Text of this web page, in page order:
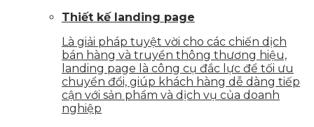
Thiết kế landing page
Là giải pháp tuyệt vời cho các chiến dịch
bán hàng và truyền thông thương hiệu,
landing page là công cụ đắc lực để tối ưu
chuyển đổi, giúp khách hàng dễ dàng tiếp
cận với sản phẩm và dịch vụ của doanh
nghiệp